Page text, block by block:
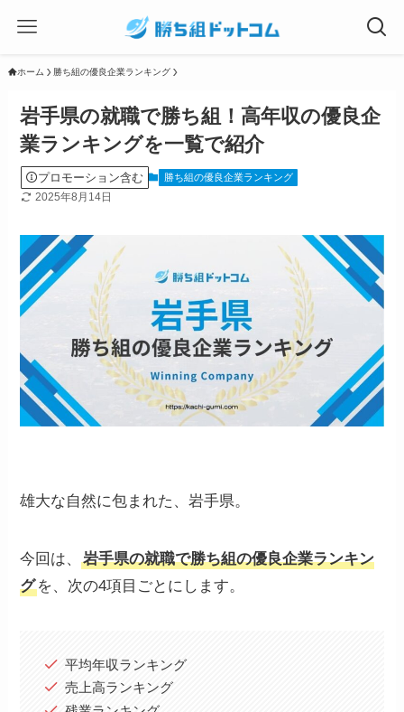
ホーム 勝ち組の優良企業ランキング
岩手県の就職で勝ち組！高年収の優良企
業ランキングを一覧で紹介
プロモーション含む 勝ち組の優良企業ランキング
2025年8月14日
雄大な自然に包まれた、岩手県。
今回は、岩手県の就職で勝ち組の優良企業ランキン
グを、次の4項目ごとにします。
平均年収ランキング
売上高ランキング